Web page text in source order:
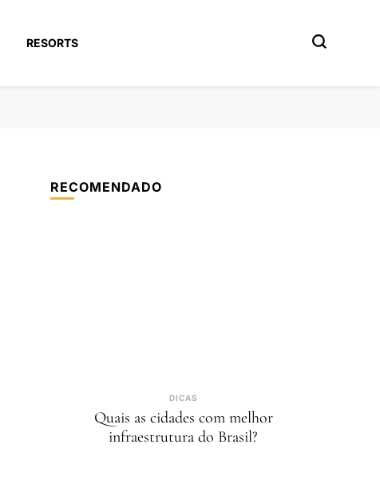
RESORTS
RECOMENDADO
DICAS
Quais as cidades com melhor
infraestrutura do Brasil?